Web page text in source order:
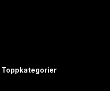
Toppkategorier